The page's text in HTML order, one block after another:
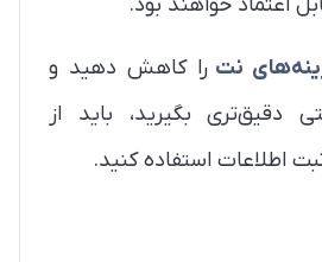
نت را کاهش دهید و
دقیق‌تری بگیرید، باید از
ثبت اطلاعات استفاده کنید.